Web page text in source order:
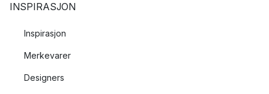
INSPIRASJON
Inspirasjon
Merkevarer
Designers